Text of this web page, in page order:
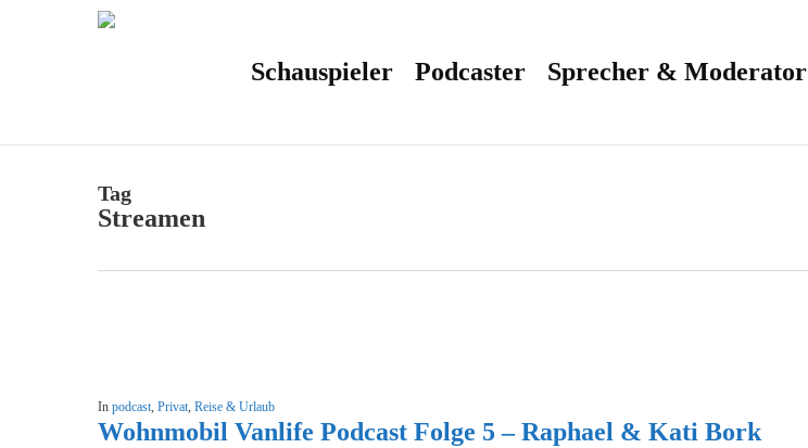
Schauspieler Podcaster Sprecher & Moderator
Tag
Streamen
In podcast, Privat, Reise & Urlaub
Wohnmobil Vanlife Podcast Folge 5 – Raphael & Kati Bork